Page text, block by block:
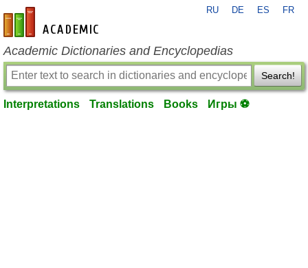
en-academic.com
RU DE ES FR
Academic Dictionaries and Encyclopedias
Search!
Interpretations Translations Books Игры ⚽